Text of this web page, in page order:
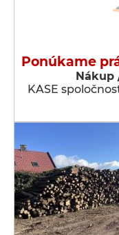
Ponúkame
Nákup
KASE